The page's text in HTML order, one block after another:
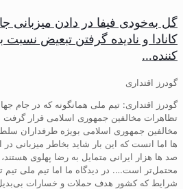
گل به‌خودی فیفا در دادن میزبانی
کانادا و نادیده گرفتن تبعیض
کننده…
گودرز اقتداری
تظاهرات مخالفین جمهوری اسلامی قرار گرفت در
مخالفین جمهوری اسلامی بویژه طرفداران
ها اما انست که این بار شاید بخاطر میزبانی در
صد ها هزار ایرانی متمایل به رضا پهلوی
محتمل‌تر است…. در دیدگاه ما اما تیم ملی تیم
شرایط که کشور هدف حملات و خسارات بی‌بدیل